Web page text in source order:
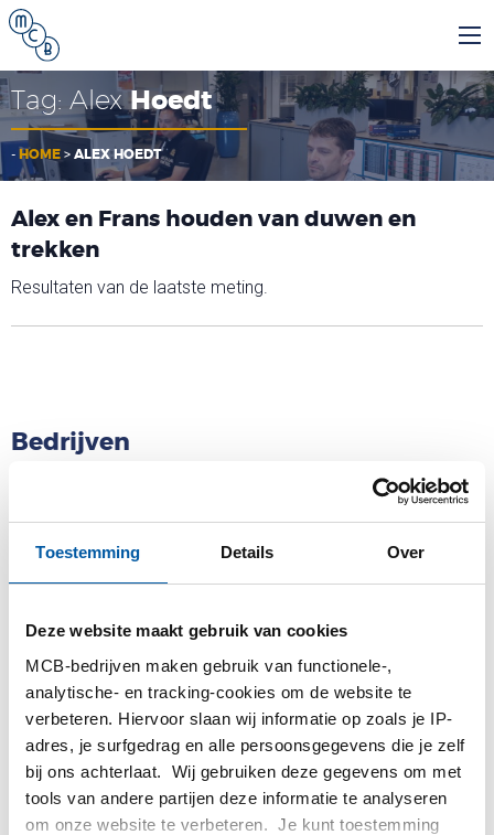
Toestemming Details Over
Deze website maakt gebruik van cookies
MCB-bedrijven maken gebruik van functionele-,
analytische- en tracking-cookies om de website te
verbeteren. Hiervoor slaan wij informatie op zoals je IP-
adres, je surfgedrag en alle persoonsgegevens die je zelf
bij ons achterlaat. Wij gebruiken deze gegevens om met
tools van andere partijen deze informatie te analyseren
om onze website te verbeteren. Je kunt toestemming
Tag: AlexHoedt
- HOME > ALEX HOEDT
Alex en Frans houden van duwen en
trekken
Resultaten van de laatste meting.
Bedrijven
MCB Specials
MCB Direct
MetaalService